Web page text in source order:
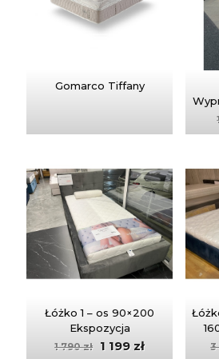
Gomarco Tiffany
Łóżko 1 – os 90×200
Ekspozycja
1 790zł
Pierwotna
1 199 złAktualna
3